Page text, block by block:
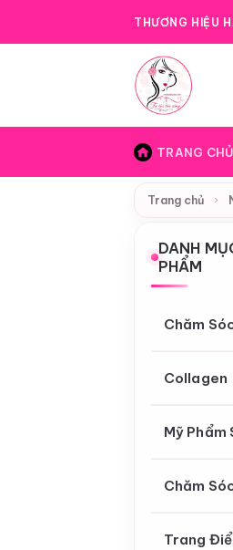
THƯƠNG HIỆU
TRANG CHỦ
Trang chủ ›
DANH
PHẨM
Chăm
Collagen
Mỹ Phẩm
Chăm
Trang